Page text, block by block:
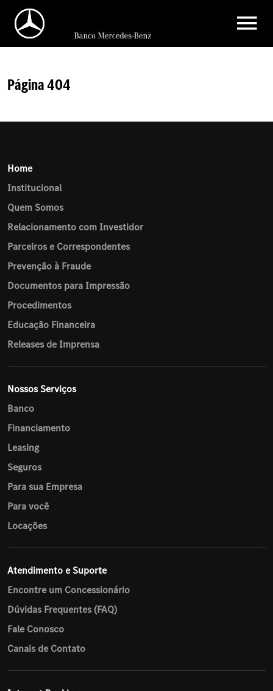
Página 404
Home
Institucional
Quem Somos
Relacionamento com Investidor
Parceiros e Correspondentes
Prevenção à Fraude
Documentos para Impressão
Procedimentos
Educação Financeira
Releases de Imprensa
Nossos Serviços
Banco
Financiamento
Leasing
Seguros
Para sua Empresa
Para você
Locações
Atendimento e Suporte
Encontre um Concessionário
Dúvidas Frequentes (FAQ)
Fale Conosco
Canais de Contato